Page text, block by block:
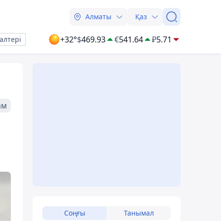
Алматы Қаз
+32°$469.93 €541.64 ₽5.71
Соңғы Танымал